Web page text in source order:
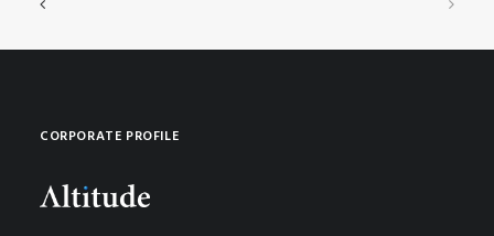
CORPORATE PROFILE